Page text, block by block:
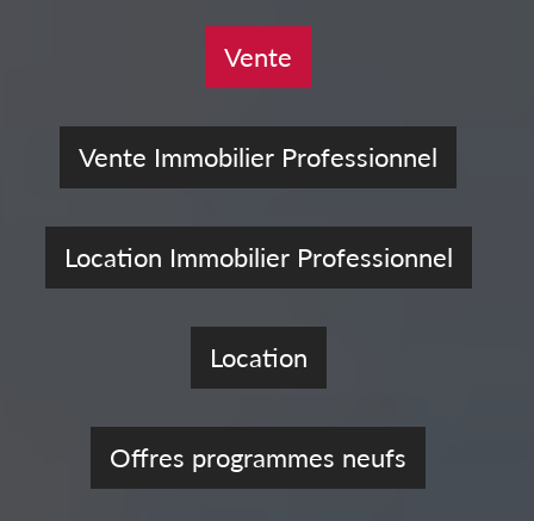
Vente
Vente Immobilier Professionnel
Location Immobilier Professionnel
Location
Offres programmes neufs